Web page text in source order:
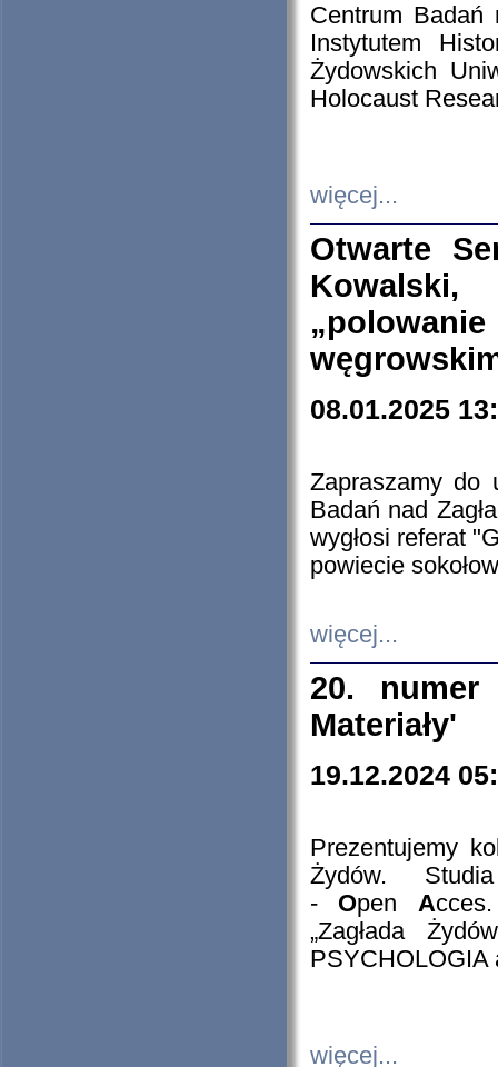
Centrum Badań
Instytutem
Żydowskich
Holocaust
więcej...
Otwarte
08.01.2025
Zapraszamy do
Badań nad
wygłosi referat
powiecie
więcej...
20. numer
Materiały'
19.12.2024
Prezentujemy
Żydów.
- Open A
„Zagłada
PSYCHOLOGIA
więcej...